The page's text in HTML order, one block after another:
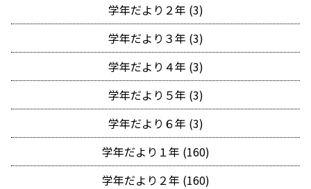
学年だより２年 (3)
学年だより３年 (3)
学年だより４年 (3)
学年だより５年 (3)
学年だより６年 (3)
学年だより１年 (160)
学年だより２年 (160)